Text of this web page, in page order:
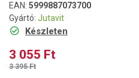
EAN: 5999887073700
Gyártó: Jutavit
Készleten
3 055 Ft
3 395 Ft